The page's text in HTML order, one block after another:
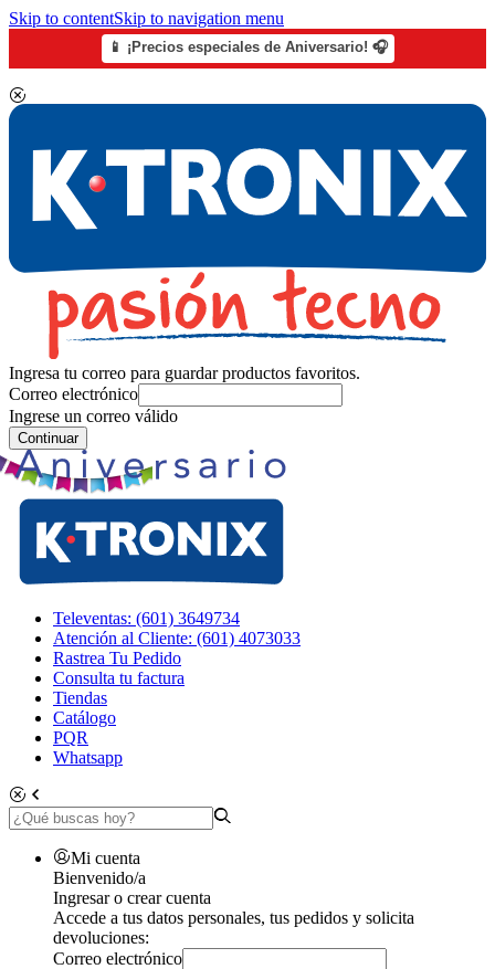
Skip to contentSkip to navigation menu
📱 ¡Precios especiales de Aniversario! 🎧
Ingresa tu correo para guardar productos favoritos.
Correo electrónico
Ingrese un correo válido
Continuar
Televentas: (601) 3649734
Atención al Cliente: (601) 4073033
Rastrea Tu Pedido
Consulta tu factura
Tiendas
Catálogo
PQR
Whatsapp
Mi cuenta
Bienvenido/a
Ingresar o crear cuenta
Accede a tus datos personales, tus pedidos y solicita
devoluciones:
Correo electrónico